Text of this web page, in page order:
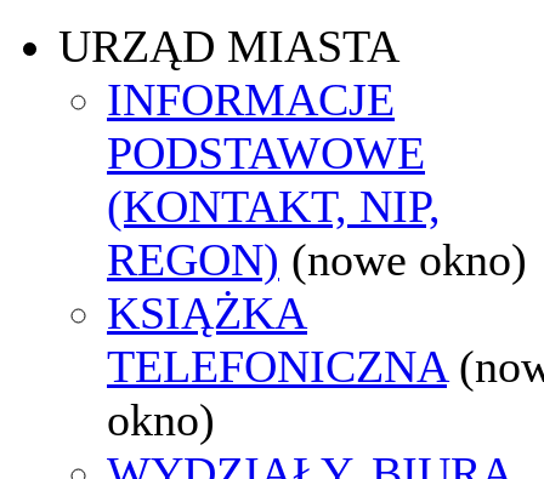
URZĄD MIASTA
INFORMACJE
PODSTAWOWE
(KONTAKT, NIP,
REGON) (nowe okno)
KSIĄŻKA
TELEFONICZNA
okno)